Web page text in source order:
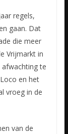
regels,
gaan. Dat
die meer
Vrijmarkt in
te
en het
vroeg in de
van de